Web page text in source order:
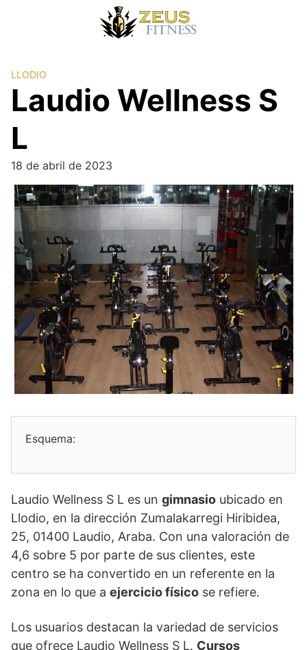
LLODIO
Laudio Wellness S
L
18 de abril de 2023
Esquema:
Laudio Wellness S L es un gimnasio ubicado en
Llodio, en la dirección Zumalakarregi Hiribidea,
25, 01400 Laudio, Araba. Con una valoración de
4,6 sobre 5 por parte de sus clientes, este
centro se ha convertido en un referente en la
zona en lo que a ejercicio físico se refiere.
Los usuarios destacan la variedad de servicios
que ofrece Laudio Wellness S L. Cursos